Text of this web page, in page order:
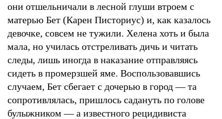
они отшельничали в лесной глуши втроем с
матерью Бет (Карен Писториус) и, как казалось
девочке, совсем не тужили. Хелена хоть и была
мала, но училась отстреливать дичь и читать
следы, лишь иногда в наказание отправляясь
сидеть в промерзшей яме. Воспользовавшись
случаем, Бет сбегает с дочерью в город — та
сопротивлялась, пришлось садануть по голове
булыжником — а известного рецидивиста